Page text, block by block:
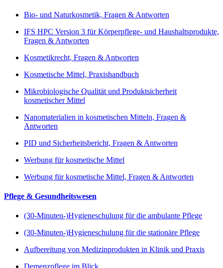
Bio- und Naturkosmetik, Fragen & Antworten
IFS HPC Version 3 für Körperpflege- und Haushaltsprodukte,
Fragen & Antworten
Kosmetikrecht, Fragen & Antworten
Kosmetische Mittel, Praxishandbuch
Mikrobiologische Qualität und Produktsicherheit
kosmetischer Mittel
Nanomaterialien in kosmetischen Mitteln, Fragen &
Antworten
PID und Sicherheitsbericht, Fragen & Antworten
Werbung für kosmetische Mittel
Werbung für kosmetische Mittel, Fragen & Antworten
Pflege & Gesundheitswesen
(30-Minuten-)Hygieneschulung für die ambulante Pflege
(30-Minuten-)Hygieneschulung für die stationäre Pflege
Aufbereitung von Medizinprodukten in Klinik und Praxis